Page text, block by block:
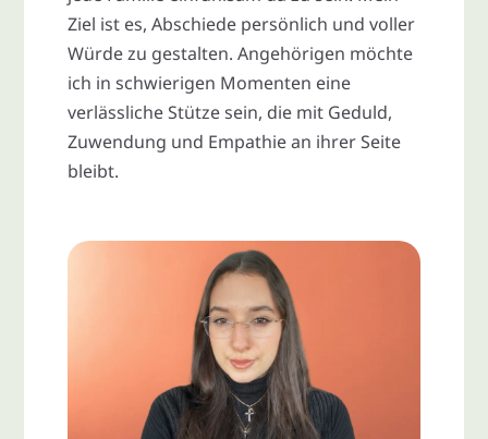
Ziel ist es, Abschiede persönlich und voller
Würde zu gestalten. Angehörigen möchte
ich in schwierigen Momenten eine
verlässliche Stütze sein, die mit Geduld,
Zuwendung und Empathie an ihrer Seite
bleibt.